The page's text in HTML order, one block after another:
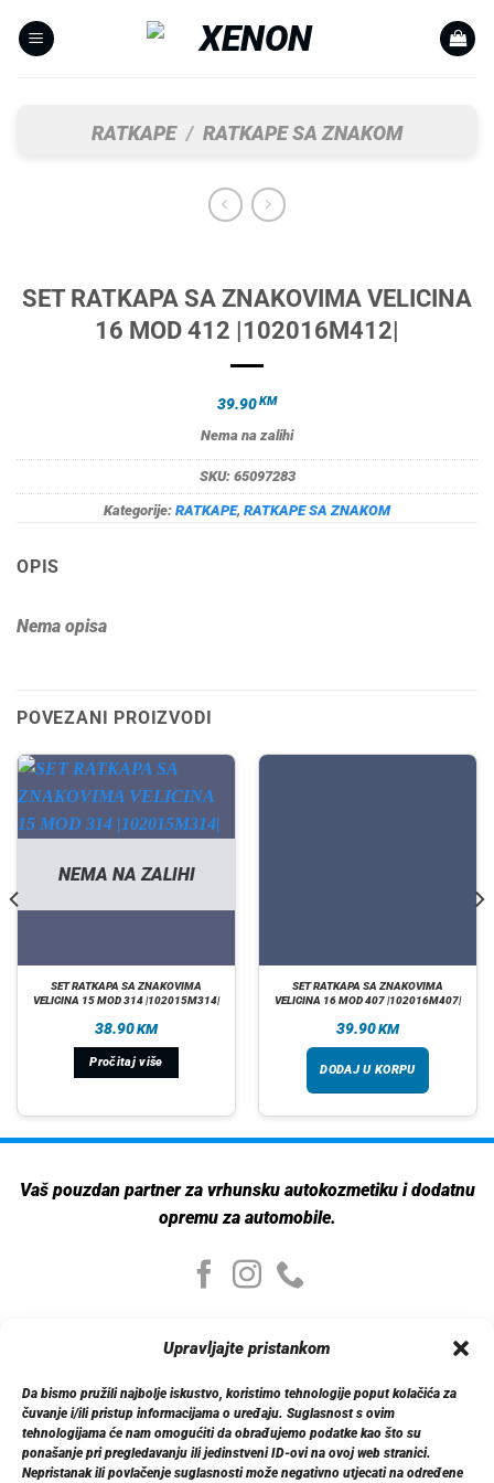
Upravljajte pristankom
Da bismo pružili najbolje iskustvo, koristimo tehnologije poput kolačića za
čuvanje i/ili pristup informacijama o uređaju. Suglasnost s ovim
tehnologijama će nam omogućiti da obrađujemo podatke kao što su
ponašanje pri pregledavanju ili jedinstveni ID-ovi na ovoj web stranici.
Nepristanak ili povlačenje suglasnosti može negativno utjecati na određene
RATKAPE / RATKAPE SA ZNAKOM
SET RATKAPA SA ZNAKOVIMA VELICINA
16 MOD 412 |102016M412|
39.90KM
Nema na zalihi
SKU: 65097283
Kategorije: RATKAPE, RATKAPE SA ZNAKOM
OPIS
Nema opisa
POVEZANI PROIZVODI
NEMA NA ZALIHI
SET RATKAPA SA ZNAKOVIMA
VELICINA 15 MOD 314 |102015M314|
38.90KM
Pročitaj više
SET RATKAPA SA ZNAKOVIMA
VELICINA 16 MOD 407 |102016M407|
39.90KM
DODAJ U KORPU
Vaš pouzdan partner za vrhunsku autokozmetiku i dodatnu
opremu za automobile.
Moj nalog
Moj nalog
Moje narudžbe
Detalji računa
Log out
Informacije